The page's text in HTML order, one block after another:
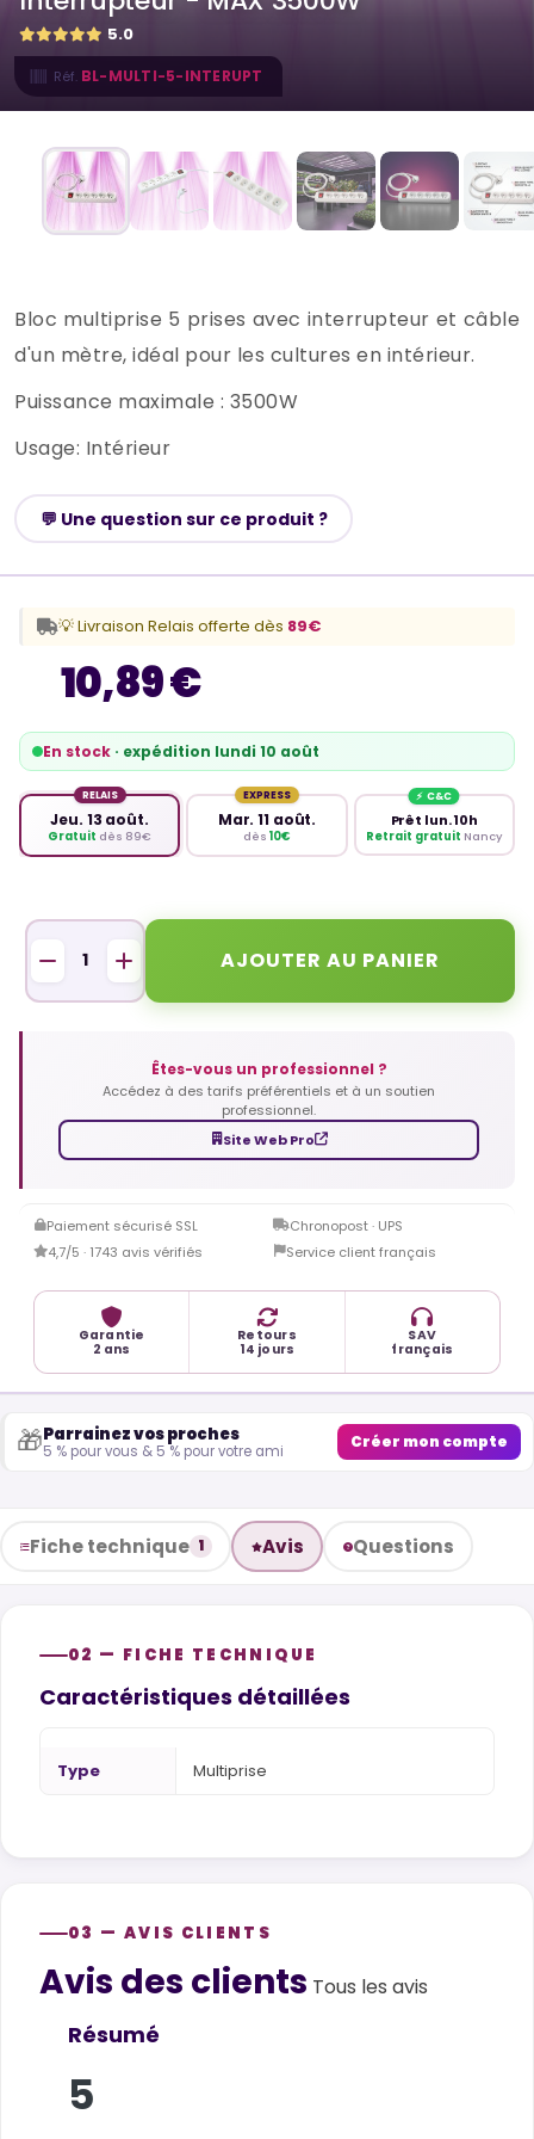
5.0
Réf. BL-MULTI-5-INTERUPT
Bloc multiprise 5 prises avec interrupteur et câble
d'un mètre, idéal pour les cultures en intérieur.
Puissance maximale : 3500W
Usage: Intérieur
💬 Une question sur ce produit ?
10,89 €
En stock · expédition lundi 10 août
RELAIS
Jeu. 13 août.
Gratuit dès 89€
EXPRESS
Mar. 11 août.
dès 10€
Prêt lun. 10h
Retrait gratuit Nancy
💡 Livraison Relais offerte dès 89€
AJOUTER AU PANIER
Êtes-vous un professionnel ?
Accédez à des tarifs préférentiels et à un soutien
professionnel.
Site Web Pro
Paiement sécurisé SSL
Chronopost · UPS
4,7/5 · 1743 avis vérifiés
Service client français
Garantie
2 ans
Retours
14 jours
SAV
français
🎁Parrainez vos proches
5 % pour vous & 5 % pour votre ami Créer mon compte
Fiche technique 1 Avis Questions
02 — FICHE TECHNIQUE
Caractéristiques détaillées
Type Multiprise
03 — AVIS CLIENTS
Customer reviews
Avis des clients Tous les avis
Résumé
5